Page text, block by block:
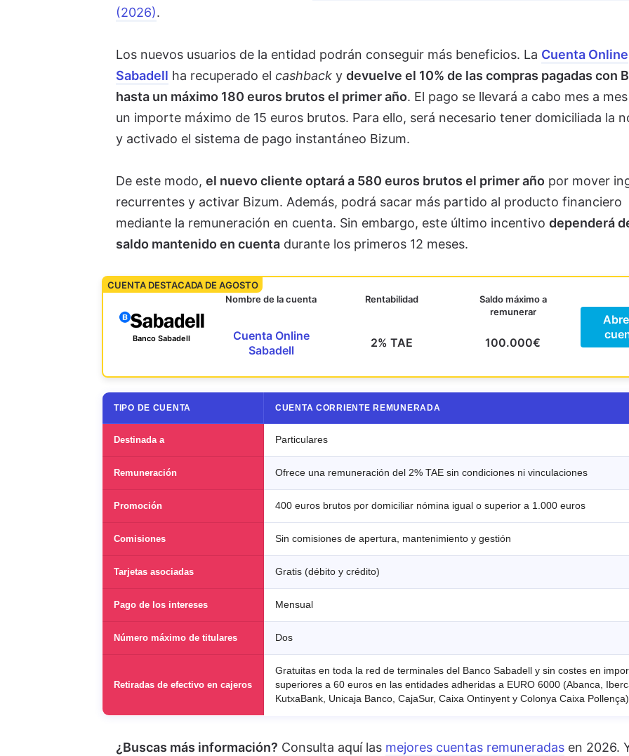
(2026).
Los nuevos usuarios de la entidad podrán conseguir más beneficios. La Cuenta Online
Sabadell ha recuperado el cashbacky devuelve el 10% de las compras pagadas con
hasta un máximo 180 euros brutos el primer año. El pago se llevará a cabo mes a
un importe máximo de 15 euros brutos. Para ello, será necesario tener domiciliada la
y activado el sistema de pago instantáneo Bizum.
De este modo, el nuevo cliente optará a 580 euros brutos el primer año por mover
recurrentes y activar Bizum. Además, podrá sacar más partido al producto financiero
mediante la remuneración en cuenta. Sin embargo, este último incentivo dependerá
saldo mantenido en cuentadurante los primeros 12 meses.
CUENTA DESTACADA DE AGOSTO
Banco Sabadell
Nombre de la cuenta
Cuenta Online
Sabadell
Rentabilidad
2% TAE
Saldo máximo a
remunerar
100.000€
TIPO DE CUENTA CUENTA CORRIENTE REMUNERADA
Destinada a Particulares
Remuneración Ofrece una remuneración del 2% TAE sin condiciones ni vinculaciones
Promoción 400 euros brutos por domiciliar nómina igual o superior a 1.000 euros
Comisiones Sin comisiones de apertura, mantenimiento y gestión
Tarjetas asociadas Gratis (débito y crédito)
Pago de los intereses Mensual
Número máximo de titulares Dos
Retiradas de efectivo en cajeros
Gratuitas en toda la red de terminales del Banco Sabadell y sin costes en
superiores a 60 euros en las entidades adheridas a EURO 6000 (Abanca,
KutxaBank, Unicaja Banco, CajaSur, Caixa Ontinyent y Colonya Caixa
¿Buscas más información? Consulta aquí las mejores cuentas remuneradasen 2026.